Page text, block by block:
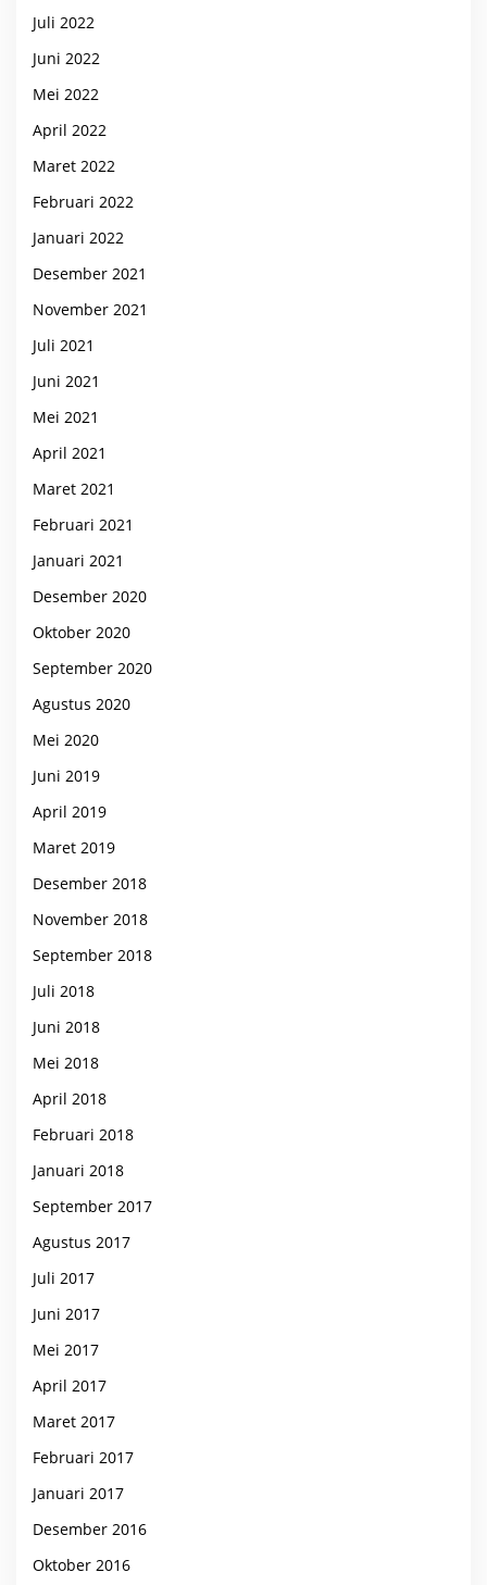
Juli 2022
Juni 2022
Mei 2022
April 2022
Maret 2022
Februari 2022
Januari 2022
Desember 2021
November 2021
Juli 2021
Juni 2021
Mei 2021
April 2021
Maret 2021
Februari 2021
Januari 2021
Desember 2020
Oktober 2020
September 2020
Agustus 2020
Mei 2020
Juni 2019
April 2019
Maret 2019
Desember 2018
November 2018
September 2018
Juli 2018
Juni 2018
Mei 2018
April 2018
Februari 2018
Januari 2018
September 2017
Agustus 2017
Juli 2017
Juni 2017
Mei 2017
April 2017
Maret 2017
Februari 2017
Januari 2017
Desember 2016
Oktober 2016